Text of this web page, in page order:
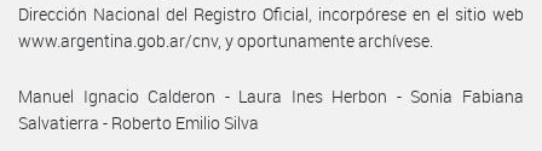
Dirección Nacional del Registro Oficial, incorpórese en el sitio web
www.argentina.gob.ar/cnv, y oportunamente archívese.
Manuel Ignacio Calderon - Laura Ines Herbon - Sonia Fabiana
Salvatierra - Roberto Emilio Silva